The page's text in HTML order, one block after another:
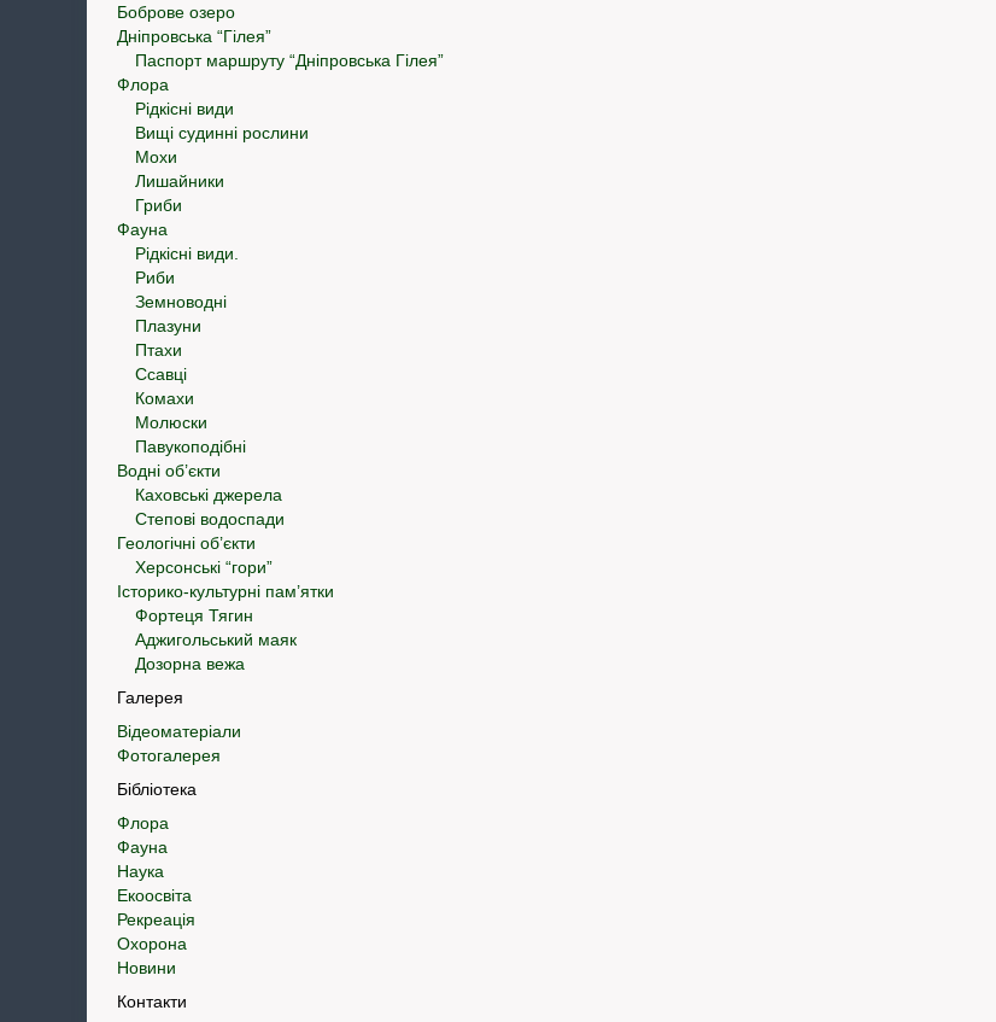
Боброве озеро
Дніпровська “Гілея”
Паспорт маршруту “Дніпровська Гілея”
Флора
Рідкісні види
Вищі судинні рослини
Мохи
Лишайники
Гриби
Фауна
Рідкісні види.
Риби
Земноводні
Плазуни
Птахи
Ссавці
Комахи
Молюски
Павукоподібні
Водні об’єкти
Каховські джерела
Степові водоспади
Геологічні об’єкти
Херсонські “гори”
Історико-культурні пам’ятки
Фортеця Тягин
Аджигольський маяк
Дозорна вежа
Галерея
Відеоматеріали
Фотогалерея
Бібліотека
Флора
Фауна
Наука
Екоосвіта
Рекреація
Охорона
Новини
Контакти